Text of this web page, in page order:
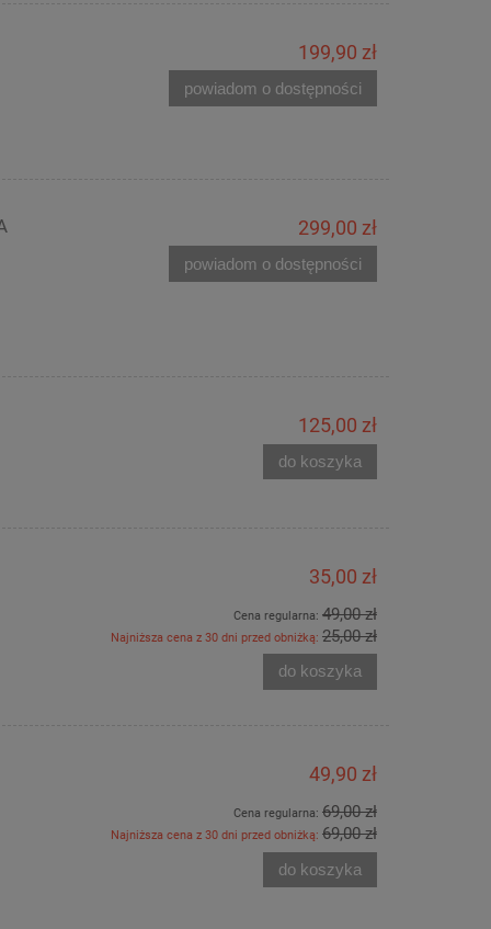
199,90 zł
powiadom o dostępności
299,00 zł
powiadom o dostępności
125,00 zł
do koszyka
35,00 zł
Cena regularna: 49,00 zł
Najniższa cena z 30 dni przed obniżką: 25,00 zł
do koszyka
49,90 zł
Cena regularna: 69,00 zł
Najniższa cena z 30 dni przed obniżką: 69,00 zł
do koszyka